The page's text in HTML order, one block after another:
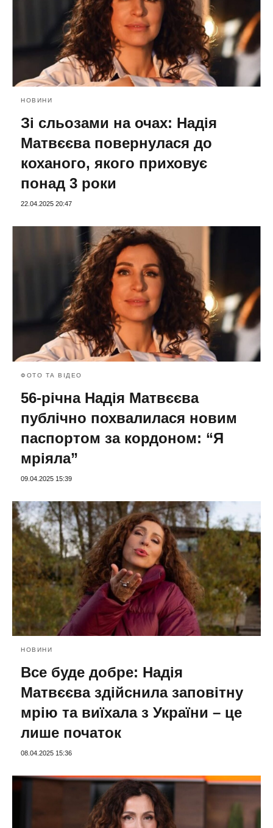
НОВИНИ
Зі сльозами на очах: ​​Надія
Матвєєва повернулася до
коханого, якого приховує
понад 3 роки
22.04.2025 20:47
ФОТО ТА ВІДЕО
56-річна Надія Матвєєва
публічно похвалилася новим
паспортом за кордоном: “Я
мріяла”
09.04.2025 15:39
НОВИНИ
Все буде добре: Надія
Матвєєва здійснила заповітну
мрію та виїхала з України – це
лише початок
08.04.2025 15:36